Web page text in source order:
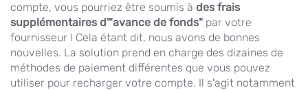
compte, vous pourriez être soumis à des frais
supplémentaires d'"avance de fonds" par votre
fournisseur ! Cela étant dit, nous avons de bonnes
nouvelles. La solution prend en charge des dizaines de
méthodes de paiement différentes que vous pouvez
utiliser pour recharger votre compte. Il s'agit notamment